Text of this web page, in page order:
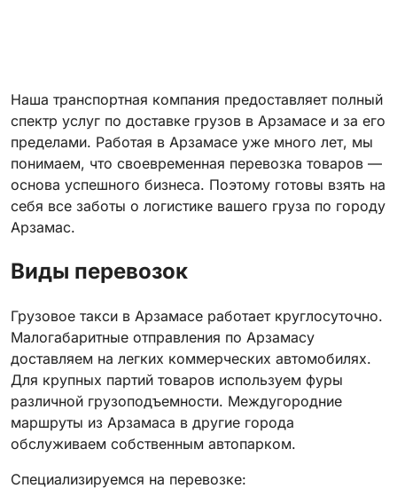
Наша транспортная компания предоставляет полный
спектр услуг по доставке грузов в Арзамасе и за его
пределами. Работая в Арзамасе уже много лет, мы
понимаем, что своевременная перевозка товаров —
основа успешного бизнеса. Поэтому готовы взять на
себя все заботы о логистике вашего груза по городу
Арзамас.
Виды перевозок
Грузовое такси в Арзамасе работает круглосуточно.
Малогабаритные отправления по Арзамасу
доставляем на легких коммерческих автомобилях.
Для крупных партий товаров используем фуры
различной грузоподъемности. Междугородние
маршруты из Арзамаса в другие города
обслуживаем собственным автопарком.
Специализируемся на перевозке: